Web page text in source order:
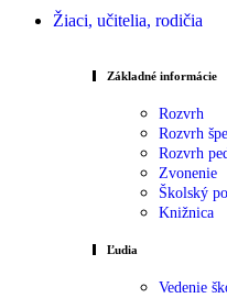
Žiaci, učitelia, rodičia
Základné informácie
Rozvrh
Rozvrh
Rozvrh
Zvonenie
Školský
Knižnica
Ľudia
Vedenie